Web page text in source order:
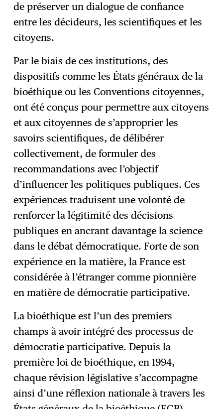
de préserver un dialogue de confiance
entre les décideurs, les scientifiques et les
citoyens.
Par le biais de ces institutions, des
dispositifs comme les États généraux de la
bioéthique ou les Conventions citoyennes,
ont été conçus pour permettre aux citoyens
et aux citoyennes de s’approprier les
savoirs scientifiques, de délibérer
collectivement, de formuler des
recommandations avec l’objectif
d’influencer les politiques publiques. Ces
expériences traduisent une volonté de
renforcer la légitimité des décisions
publiques en ancrant davantage la science
dans le débat démocratique. Forte de son
expérience en la matière, la France est
considérée à l’étranger comme pionnière
en matière de démocratie participative.
La bioéthique est l’un des premiers
champs à avoir intégré des processus de
démocratie participative. Depuis la
première loi de bioéthique, en 1994,
chaque révision législative s’accompagne
ainsi d’une réflexion nationale à travers les